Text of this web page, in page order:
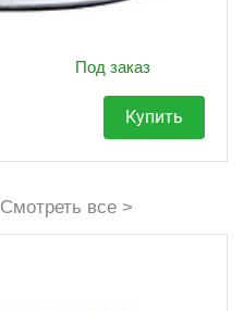
Под заказ
Купить
Смотреть все >